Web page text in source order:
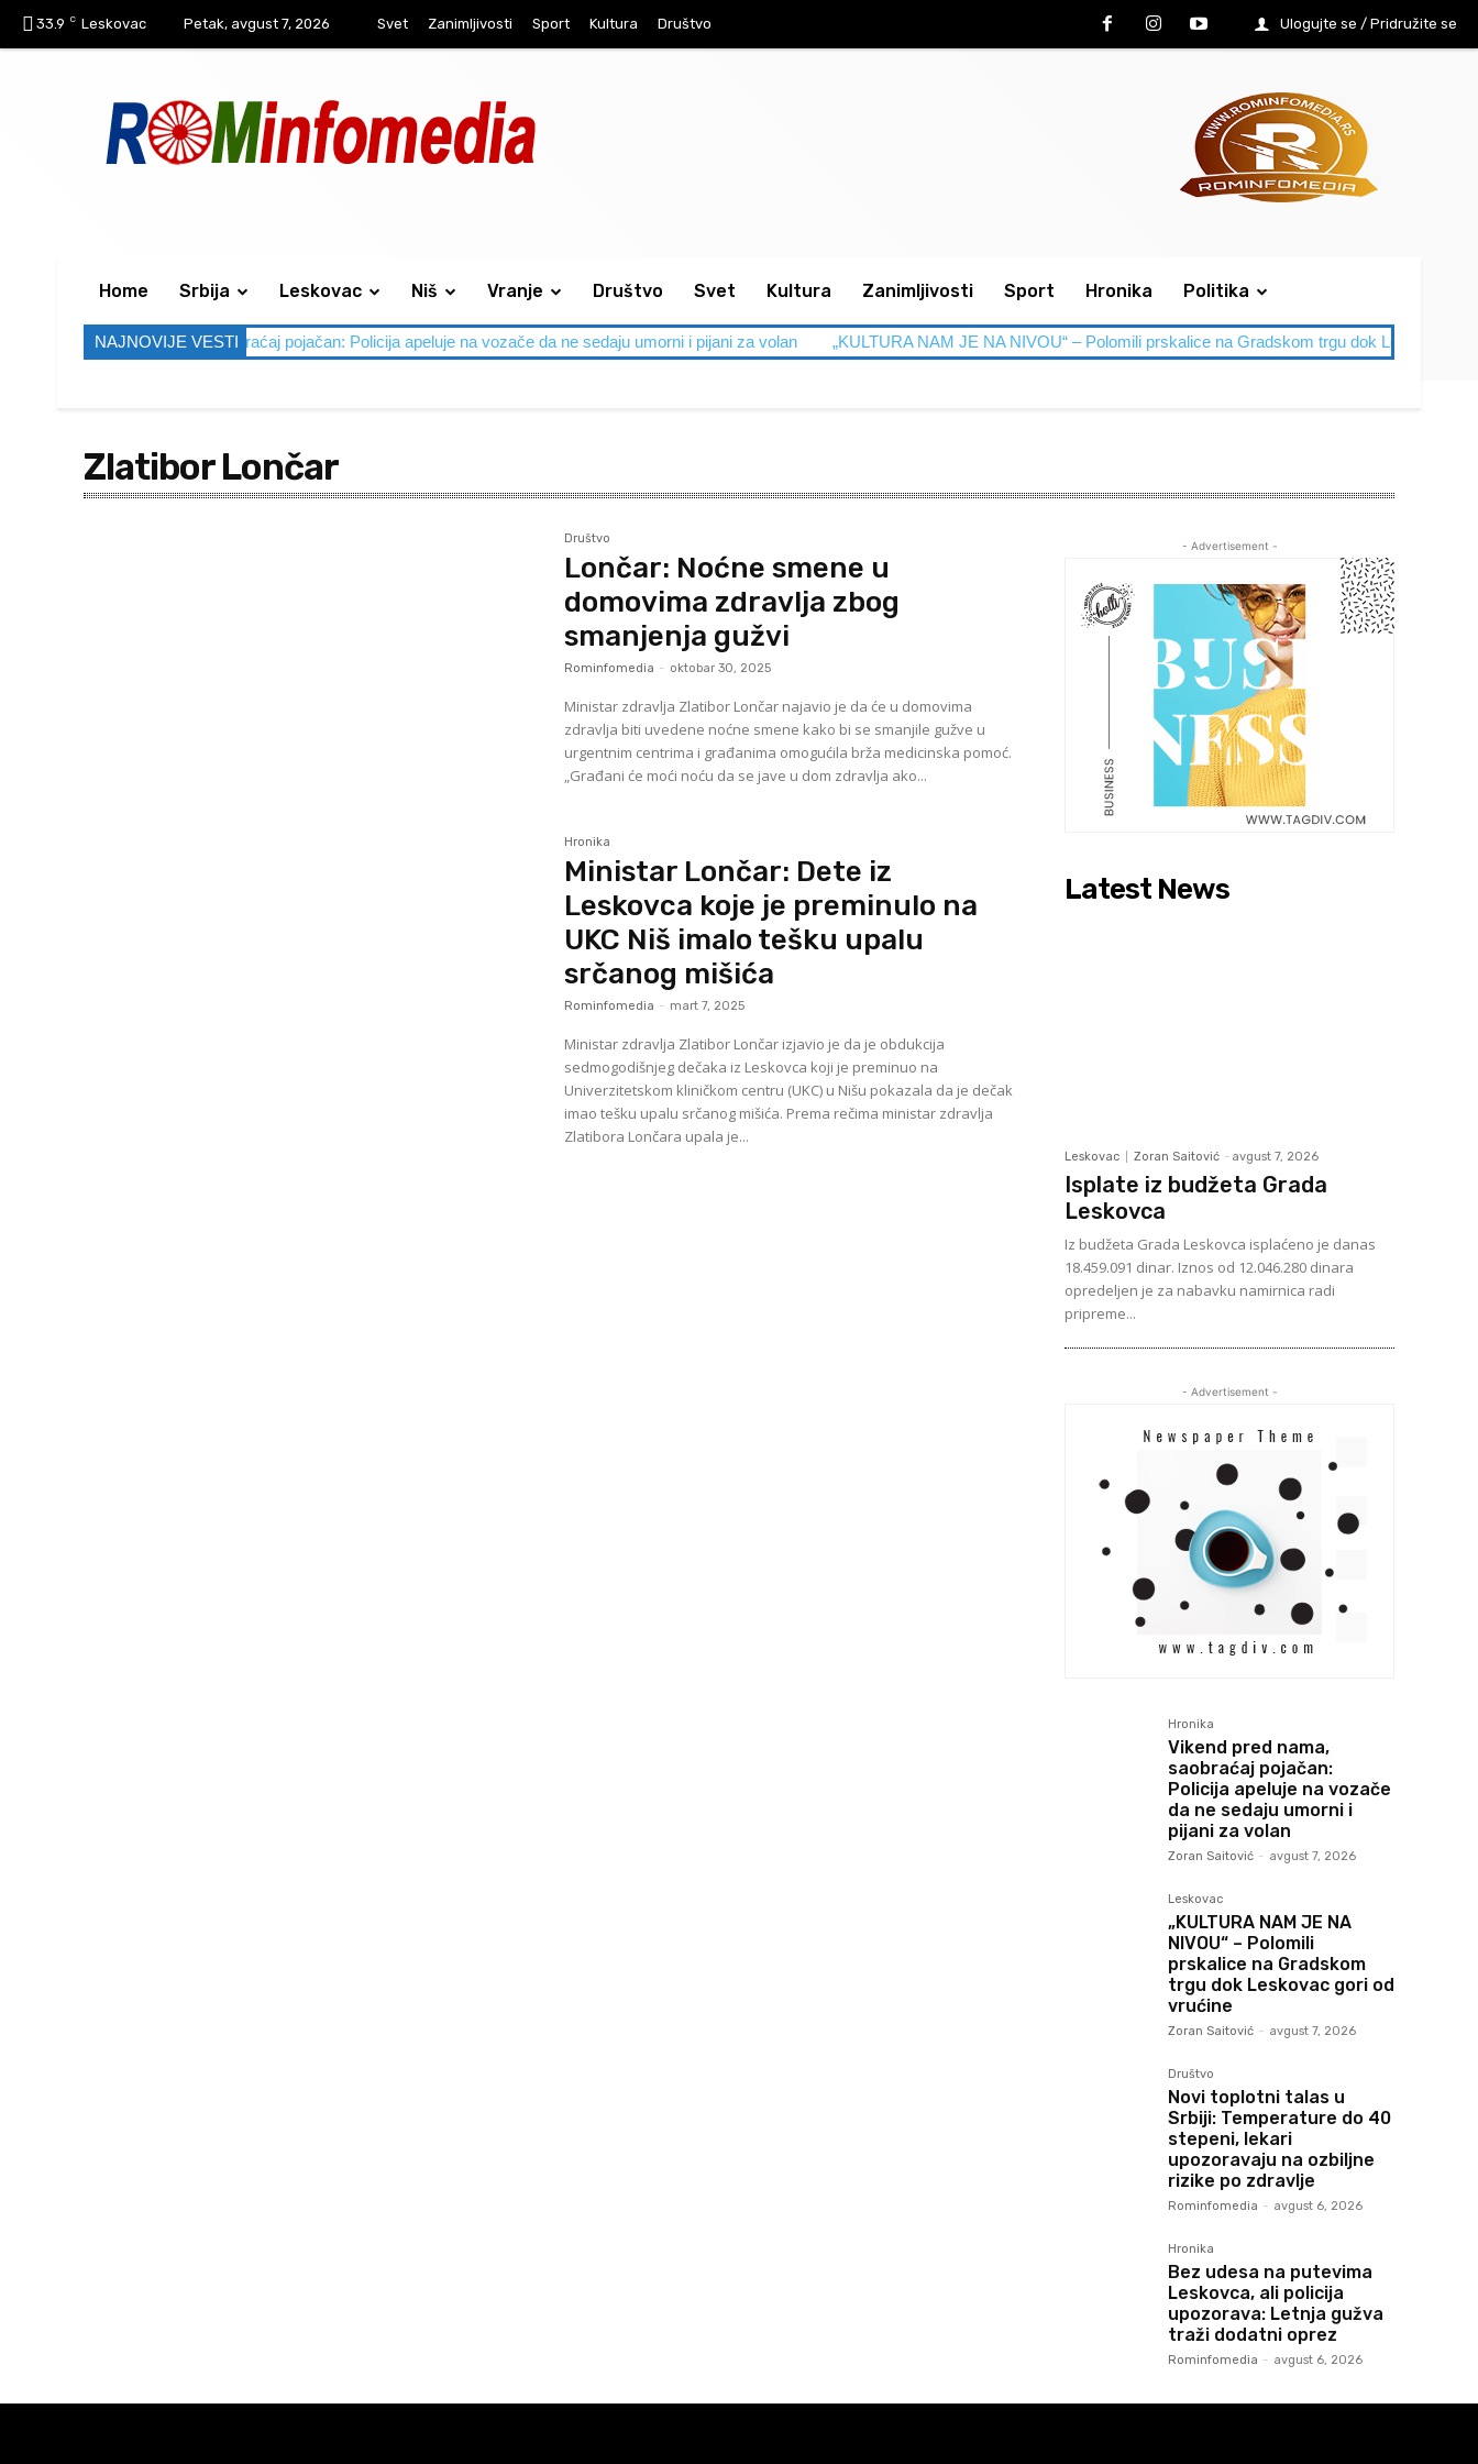
33.9 C Leskovac Petak, avgust 7, 2026 Svet Zanimljivosti Sport Kultura Društvo Ulogujte se / Pridružite se
Home Srbija Leskovac Niš Vranje Društvo Svet Kultura Zanimljivosti Sport Hronika Politika
NAJNOVIJE VESTI
Vikend pred nama, saobraćaj pojačan: Policija apeluje na vozače da ne sedaju umorni i pijani za volan „KULTURA NAM JE NA NIVOU“ – Polomili prskalice na Gradskom trgu dok Leskovac gori od
Zlatibor Lončar
Društvo
Lončar: Noćne smene u
domovima zdravlja zbog
smanjenja gužvi
Rominfomedia - oktobar 30, 2025
Ministar zdravlja Zlatibor Lončar najavio je da će u domovima
zdravlja biti uvedene noćne smene kako bi se smanjile gužve u
urgentnim centrima i građanima omogućila brža medicinska pomoć.
„Građani će moći noću da se jave u dom zdravlja ako...
Hronika
Ministar Lončar: Dete iz
Leskovca koje je preminulo na
UKC Niš imalo tešku upalu
srčanog mišića
Rominfomedia - mart 7, 2025
Ministar zdravlja Zlatibor Lončar izjavio je da je obdukcija
sedmogodišnjeg dečaka iz Leskovca koji je preminuo na
Univerzitetskom kliničkom centru (UKC) u Nišu pokazala da je dečak
imao tešku upalu srčanog mišića. Prema rečima ministar zdravlja
Zlatibora Lončara upala je...
- Advertisement -
Latest News
Leskovac Zoran Saitović - avgust 7, 2026
Isplate iz budžeta Grada
Leskovca
Iz budžeta Grada Leskovca isplaćeno je danas
18.459.091 dinar. Iznos od 12.046.280 dinara
opredeljen je za nabavku namirnica radi
pripreme...
- Advertisement -
Hronika
Vikend pred nama,
saobraćaj pojačan:
Policija apeluje na vozače
da ne sedaju umorni i
pijani za volan
Zoran Saitović - avgust 7, 2026
Leskovac
„KULTURA NAM JE NA
NIVOU“ – Polomili
prskalice na Gradskom
trgu dok Leskovac gori od
vrućine
Zoran Saitović - avgust 7, 2026
Društvo
Novi toplotni talas u
Srbiji: Temperature do 40
stepeni, lekari
upozoravaju na ozbiljne
rizike po zdravlje
Rominfomedia - avgust 6, 2026
Hronika
Bez udesa na putevima
Leskovca, ali policija
upozorava: Letnja gužva
traži dodatni oprez
Rominfomedia - avgust 6, 2026